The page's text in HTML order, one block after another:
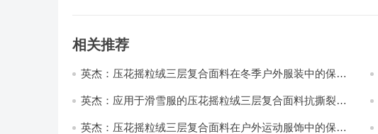
相关推荐
英杰：压花摇粒绒三层复合面料在冬季户外服装中的保暖
英杰：应用于滑雪服的压花摇粒绒三层复合面料抗撕裂与
英杰：压花摇粒绒三层复合面料在户外运动服饰中的保暖